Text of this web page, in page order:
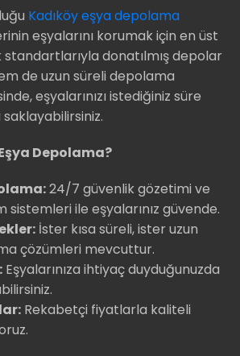
Kadıköy eşya depolama
eşyalarını korumak için en üst
donatılmış depolar
de uzun süreli depolama
eşyalarınızı istediğiniz süre
Depolama?
24/7 güvenlik gözetimi ve
ile eşyalarınız güvende.
İster kısa süreli, ister uzun
çözümleri mevcuttur.
Eşyalarınıza ihtiyaç duyduğunuzda
Rekabetçi fiyatlarla kaliteli